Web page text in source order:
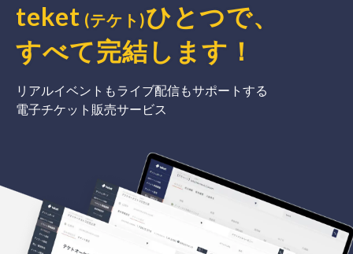
teket (テケト)ひとつで、
すべて完結 します ！
リアルイベントもライブ配信もサポートする
電子チケット販売サービス